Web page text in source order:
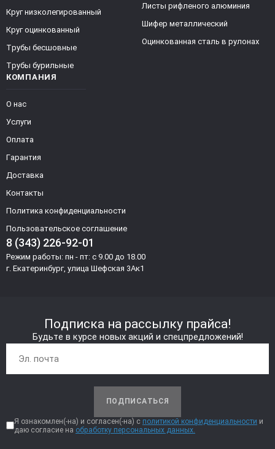
КОМПАНИЯ
О нас
Услуги
Оплата
Гарантия
Доставка
Контакты
Политика конфиденциальности
Пользовательское соглашение
8 (343) 226-92-01
Режим работы: пн - пт: с 9.00 до 18.00
г. Екатеринбург, улица Шефская 3Ак1
Круг низколегированный
Круг оцинкованный
Трубы бесшовные
Трубы бурильные
Листы рифленого алюминия
Шифер металлический
Оцинкованная сталь в рулонах
Подписка на рассылку прайса!
Будьте в курсе новых акций и спецпредложений!
ПОДПИСАТЬСЯ
Я ознакомлен(-на) и согласен(-на) с политикой конфиденциальности и
даю согласие на обработку персональных данных.